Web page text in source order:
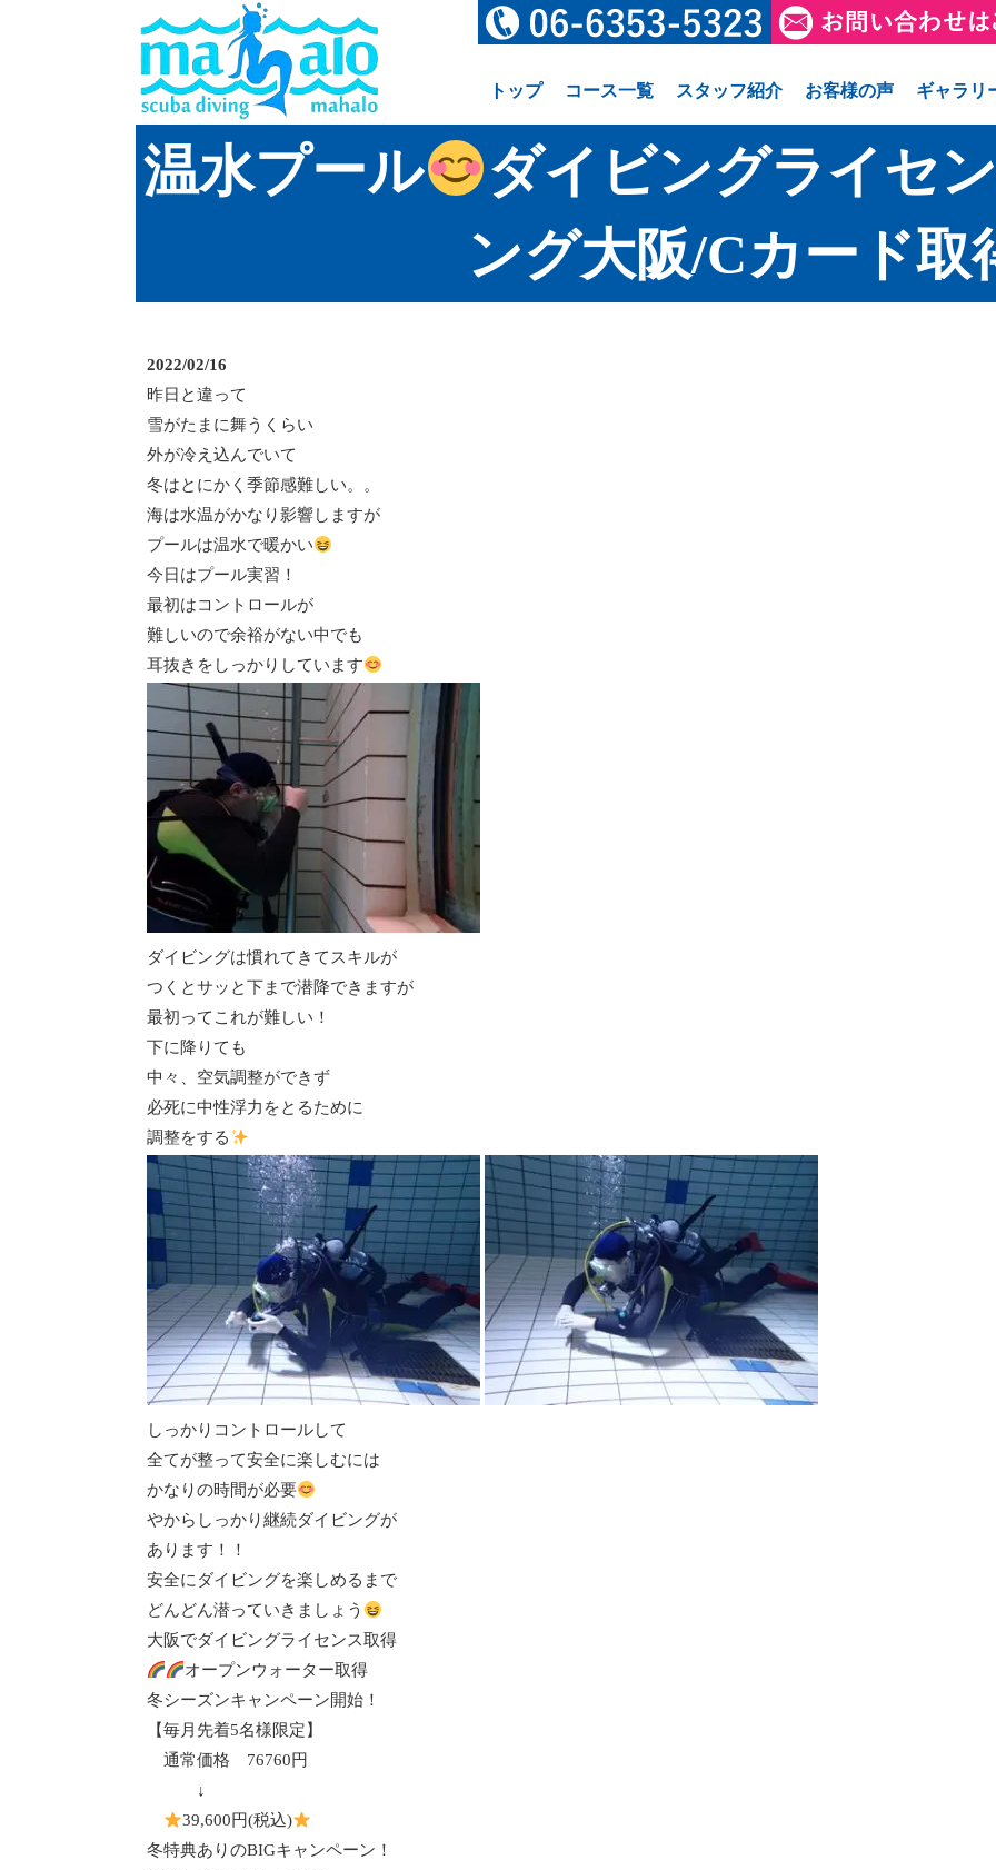
トップ コース一覧 スタッフ紹介 お客様の声 ギャラリ
温水プール
ダイビングライセ
ング大阪/Cカード取
2022/02/16
昨日と違って
雪がたまに舞うくらい
外が冷え込んでいて
冬はとにかく季節感難しい。。
海は水温がかなり影響しますが
プールは温水で暖かい
今日はプール実習！
最初はコントロールが
難しいので余裕がない中でも
耳抜きをしっかりしています
ダイビングは慣れてきてスキルが
つくとサッと下まで潜降できますが
最初ってこれが難しい！
下に降りても
中々、空気調整ができず
必死に中性浮力をとるために
調整をする
しっかりコントロールして
全てが整って安全に楽しむには
かなりの時間が必要
やからしっかり継続ダイビングが
あります！！
安全にダイビングを楽しめるまで
どんどん潜っていきましょう
大阪でダイビングライセンス取得
オープンウォーター取得
冬シーズンキャンペーン開始！
【毎月先着5名様限定】
通常価格 76760円
↓
39,600円(税込)
冬特典ありのBIGキャンペーン！